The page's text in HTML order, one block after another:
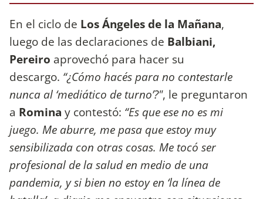
En el ciclo de Los Ángeles de la Mañana,
luego de las declaraciones de Balbiani,
Pereiro aprovechó para hacer su
descargo. “¿Cómo hacés para no contestarle
nunca al ‘mediático de turno’?", le preguntaron
a Romina y contestó: “Es que ese no es mi
juego. Me aburre, me pasa que estoy muy
sensibilizada con otras cosas. Me tocó ser
profesional de la salud en medio de una
pandemia, y si bien no estoy en ‘la línea de